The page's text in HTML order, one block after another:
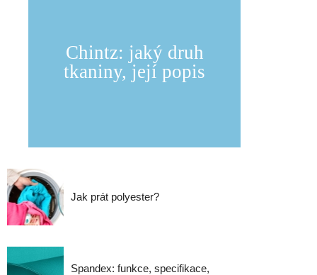
Chintz: jaký druh
tkaniny, její popis
Jak prát polyester?
Spandex: funkce, specifikace,